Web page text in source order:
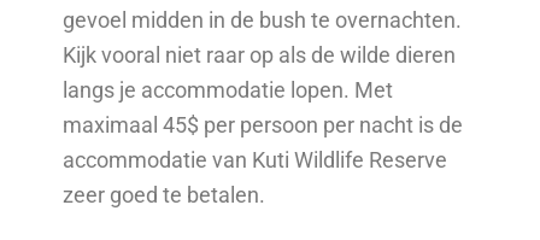
gevoel midden in de bush te overnachten.
Kijk vooral niet raar op als de wilde dieren
langs je accommodatie lopen. Met
maximaal 45$ per persoon per nacht is de
accommodatie van Kuti Wildlife Reserve
zeer goed te betalen.